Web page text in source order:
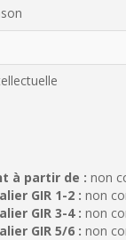
à partir de : non
GIR 1-2 : non
GIR 3-4 : non
GIR 5/6 : non